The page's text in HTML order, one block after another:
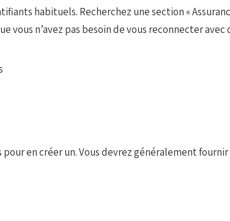
habituels. Recherchez une section «
vous n’avez pas besoin de vous reconnecter
en créer un. Vous devrez généralement